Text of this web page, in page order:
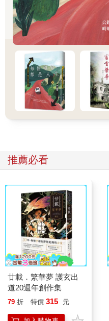
推薦必看
廿載．繁華夢 護玄出
道20週年創作集
79 折 特價 315 元